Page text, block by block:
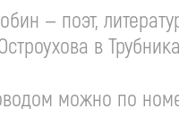
— поэт,
в
можно по